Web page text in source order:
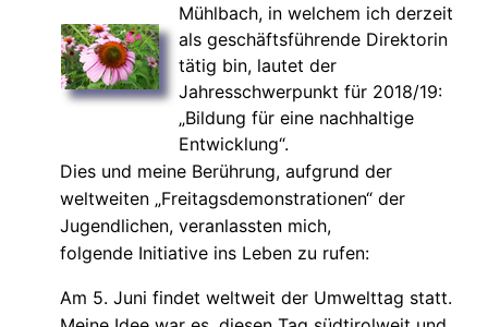
Mühlbach, in welchem ich derzeit
als geschäftsführende Direktorin
tätig bin, lautet der
Jahresschwerpunkt für 2018/19:
Bildung für eine nachhaltige
Entwicklung“.
Dies und meine Berührung, aufgrund der
weltweiten „Freitagsdemonstrationen“ der
Jugendlichen, veranlassten mich,
folgende Initiative ins Leben zu rufen:
Am 5. Juni findet weltweit der Umwelttag statt.